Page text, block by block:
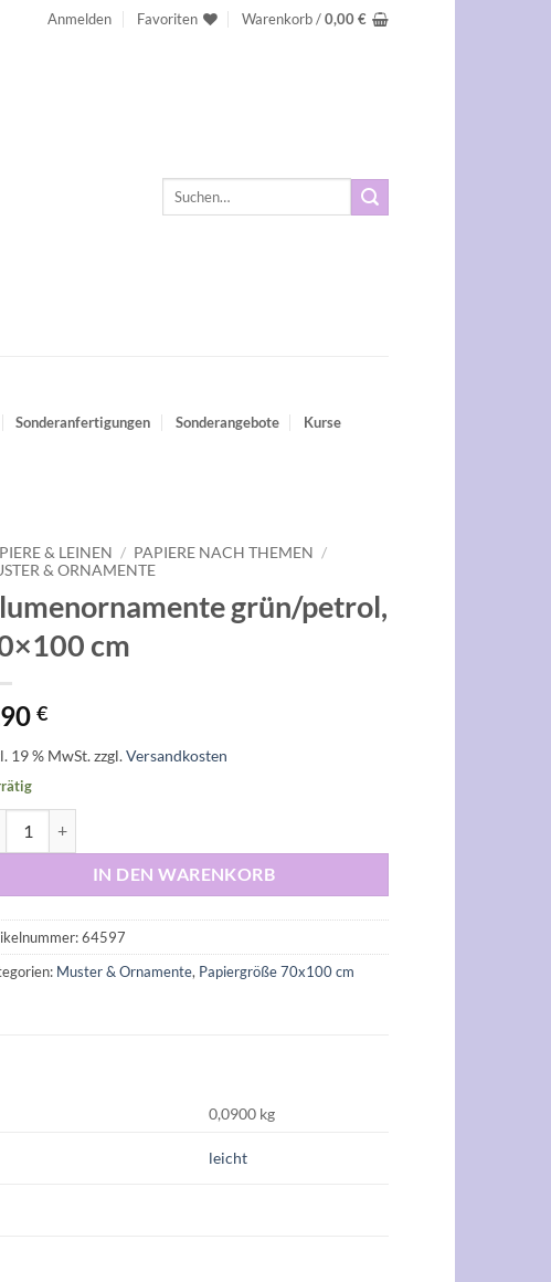
Anmelden Favoriten Warenkorb /0,00€
Suchen
Sonderanfertigungen Sonderangebote Kurse
& LEINEN / PAPIERE NACH THEMEN /
& ORNAMENTE
grün/petrol,
cm
€
19 % MwSt.zzgl.Versandkosten
IN DEN WARENKORB
64597
Muster & Ornamente, Papiergröße 70x100 cm
0,0900 kg
leicht